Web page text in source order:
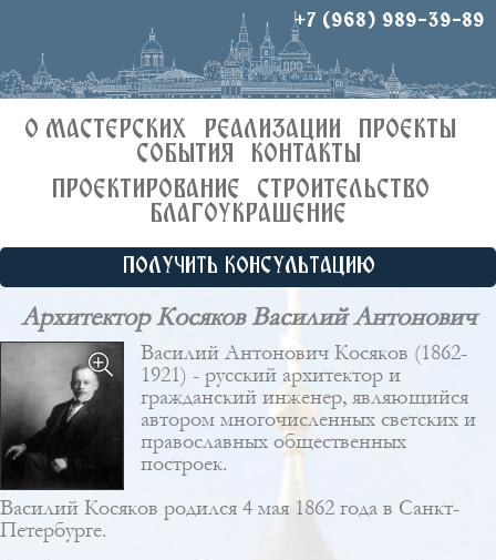
+7 (968) 989-39-89
О МАСТЕРСКИХ РЕАЛИЗАЦИИ
ПРОЕКТЫ
СОБЫТИЯ
КОНТАКТЫ
ПРОЕКТИРОВАНИЕ
СТРОИТЕЛЬСТВО
БЛАГОУКРАШЕНИЕ
ПОЛУЧИТЬ КОНСУЛЬТАЦИЮ
Архитектор Косяков Василий Антонович
Василий Антонович Косяков (1862-
1921) - русский архитектор и
гражданский инженер, являющийся
автором многочисленных светских и
православных общественных
построек.
Василий Косяков родился 4 мая 1862 года в Санкт-
Петербурге.